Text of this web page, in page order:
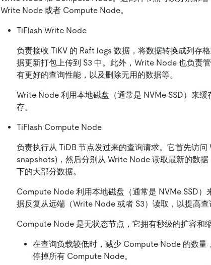
Write Node 或者 Compute Node。
TiFlash Write Node
负责接收 TiKV 的 Raft logs 数据，将数据转换成列存
据更新打包上传到 S3 中。此外，Write Node 也负责
有更好的查询性能，以及删除无用的数据等。
Write Node 利用本地磁盘（通常是 NVMe SSD）来
存。
TiFlash Compute Node
负责执行从 TiDB 节点发过来的查询请求。它首先访
snapshots)，然后分别从 Write Node 读取最新的数据
下的大部分数据。
Compute Node 利用本地磁盘（通常是 NVMe SSD
据反复从远端（Write Node 或者 S3）读取，以提高查
Compute Node 是无状态节点，它拥有秒级的扩容和
在查询负载较低时，减少 Compute Node 的数量
停掉所有 Compute Node。